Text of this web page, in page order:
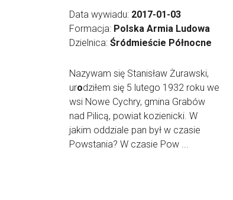
Data wywiadu: 2017-01-03
Formacja: Polska Armia Ludowa
Dzielnica: Śródmieście Północne
Nazywam się Stanisław Żurawski,
urodziłem się 5 lutego 1932 roku we
wsi Nowe Cychry, gmina Grabów
nad Pilicą, powiat kozienicki. W
jakim oddziale pan był w czasie
Powstania? W czasie Pow ...